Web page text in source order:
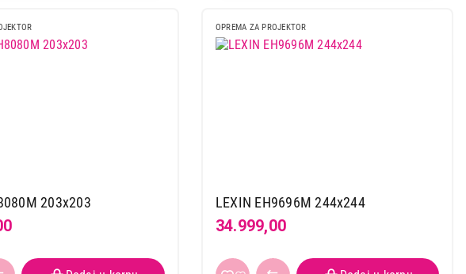
203x203
OPREMA ZA PROJEKTOR
LEXIN EH9696M 244x244
34.999,00